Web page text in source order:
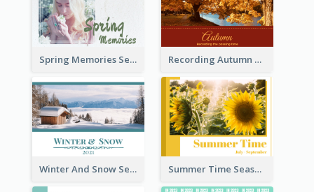
Spring Memories Seasonal Photo Book Recording Autumn Seasonal Photo Book
Winter And Snow Seasonal Photo Book Summer Time Seasonal Photo Book